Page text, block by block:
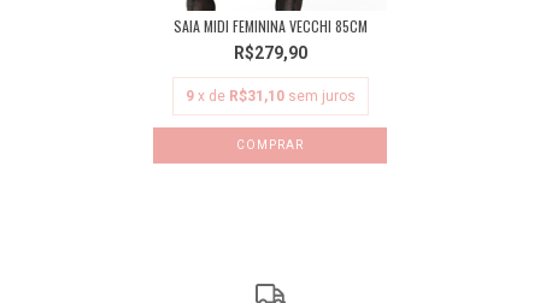
SAIA MIDI FEMININA VECCHI 85CM
R$279,90
9 x de R$31,10 sem juros
COMPRAR